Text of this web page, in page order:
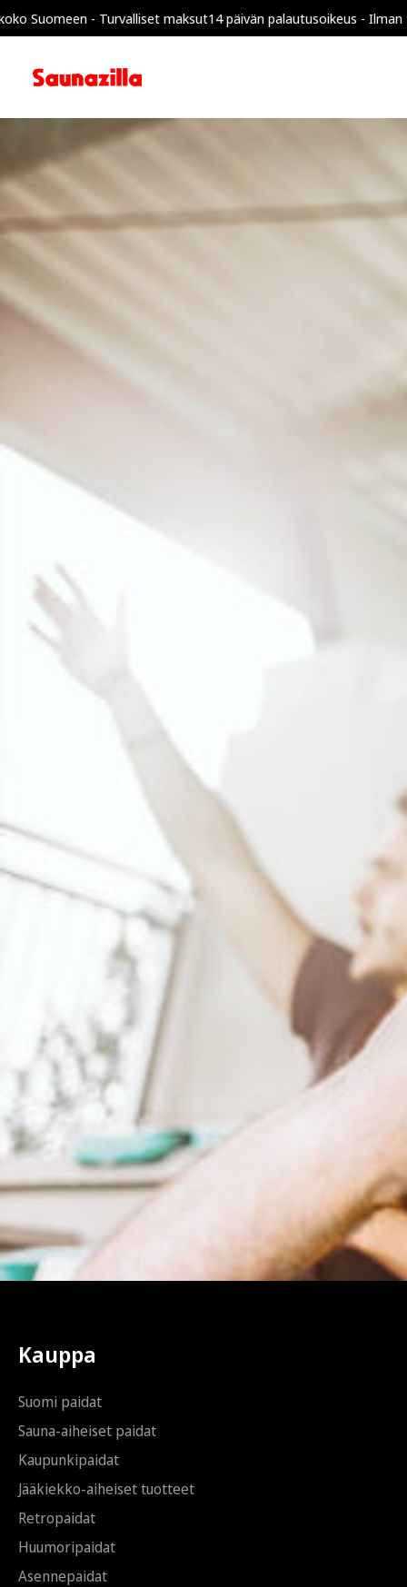
- Turvalliset maksut14 päivän palautusoikeus - Ilman
Kauppa
Suomi paidat
Sauna-aiheiset paidat
Kaupunkipaidat
Jääkiekko-aiheiset tuotteet
Retropaidat
Huumoripaidat
Asennepaidat